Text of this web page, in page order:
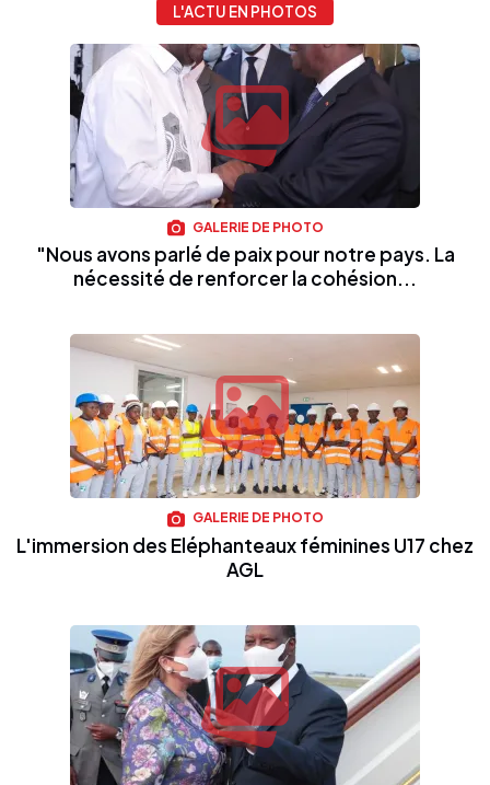
L'ACTU EN PHOTOS
GALERIE DE PHOTO
"Nous avons parlé de paix pour notre pays. La
nécessité de renforcer la cohésion...
GALERIE DE PHOTO
L'immersion des Eléphanteaux féminines U17 chez
AGL